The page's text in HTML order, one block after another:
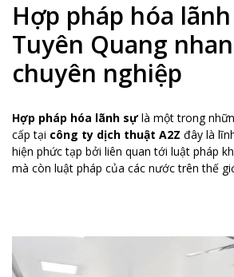
Hợp pháp hóa
Tuyên Quang
chuyên nghiệp
Hợp pháp hóa lãnh sựlà một trong
cấp tại công ty dịch thuật A2Z đây là
hiện phức tạp bởi liên quan tới luật pháp
mà còn luật pháp của các nước trên thế